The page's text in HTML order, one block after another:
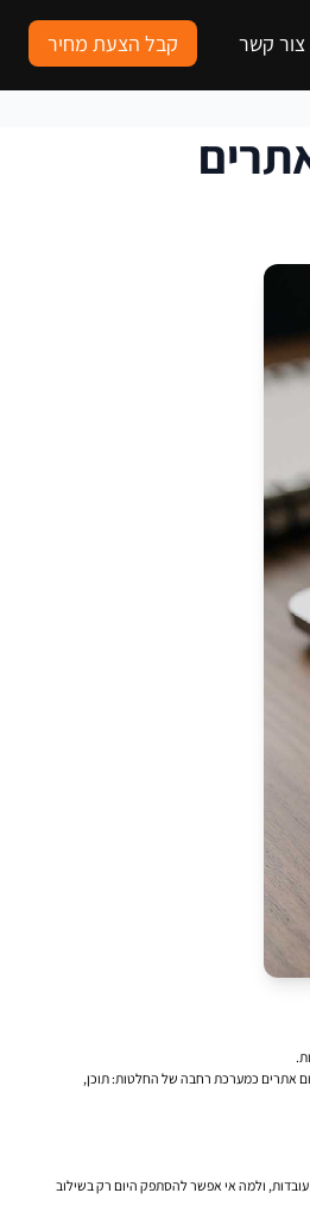
צור קשר קבל הצעת מחיר
אתרים כמערכת רחבה של החלטות: תוכן,
ולמה אי אפשר להסתפק היום רק בשילוב